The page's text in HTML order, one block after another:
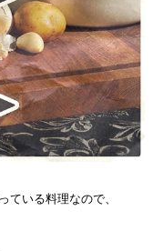
ている料理なので、